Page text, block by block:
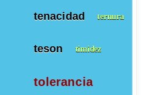
tenacidad ternura
teson timidez
tolerancia